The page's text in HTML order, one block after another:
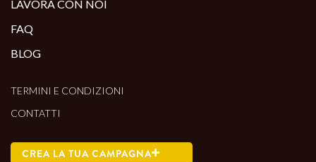
LAVORA CON NOI
FAQ
BLOG
TERMINI E CONDIZIONI
CONTATTI
CREA LA TUA CAMPAGNA